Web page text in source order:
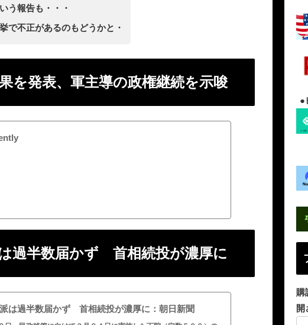
う報告も・・・
で不正があるのもどうかと・
を発表、軍主導の政権継続を示唆
過半数届かず 首相続投が濃厚に
は過半数届かず 首相続投が濃厚に：朝日新聞
●
購
開